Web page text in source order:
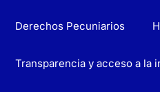
Derechos Pecuniarios
Transparencia y acceso a la